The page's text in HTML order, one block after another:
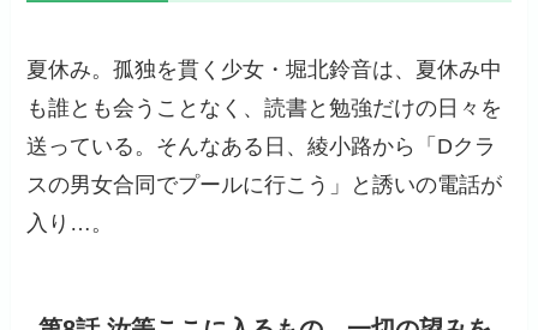
夏休み。孤独を貫く少女・堀北鈴音は、夏休み中
も誰とも会うことなく、読書と勉強だけの日々を
送っている。そんなある日、綾小路から「Dクラ
スの男女合同でプールに行こう」と誘いの電話が
入り…。